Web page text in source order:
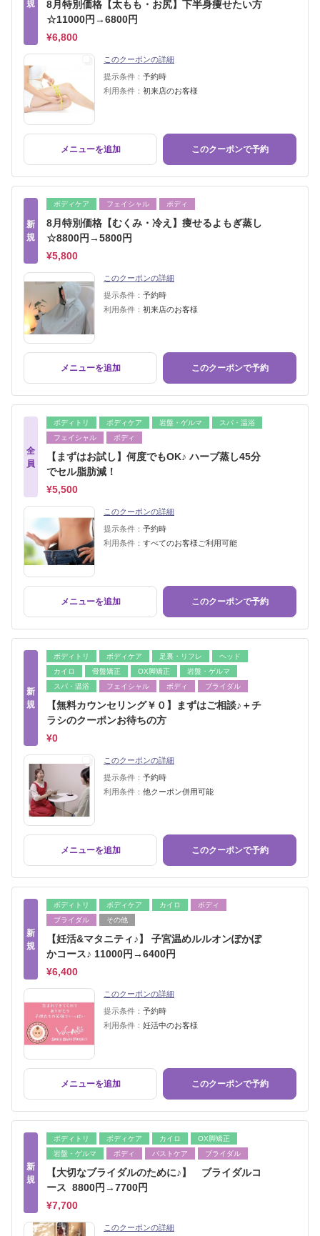
規
8月特別価格【太もも・お尻】下半身痩せたい方
☆11000円→6800円
¥6,800
このクーポンの詳細
提示条件： 予約時
利用条件： 初来店のお客様
メニューを追加 このクーポンで予約
新
規
ボディケア フェイシャル ボディ
8月特別価格【むくみ・冷え】痩せるよもぎ蒸し
☆8800円→5800円
¥5,800
このクーポンの詳細
提示条件： 予約時
利用条件： 初来店のお客様
メニューを追加 このクーポンで予約
全
員
ボディトリ ボディケア 岩盤・ゲルマ
スパ・温浴
フェイシャル
ボディ
【まずはお試し】何度でもOK♪ ハーブ蒸し45分
でセル脂肪減！
¥5,500
このクーポンの詳細
提示条件： 予約時
利用条件： すべてのお客様ご利用可能
メニューを追加 このクーポンで予約
新
規
ボディトリ ボディケア 足裏・リフレ
ヘッド
カイロ
骨盤矯正 OX脚矯正
岩盤・ゲルマ
スパ・温浴
フェイシャル ボディ ブライダル
【無料カウンセリング￥０】まずはご相談♪＋チ
ラシのクーポンお待ちの方
¥0
このクーポンの詳細
提示条件： 予約時
利用条件： 他クーポン併用可能
メニューを追加 このクーポンで予約
新
規
ボディトリ ボディケア カイロ
ボディ
ブライダル
その他
【妊活&マタニティ♪】 子宮温めルルオンぽかぽ
かコース♪ 11000円→6400円
¥6,400
このクーポンの詳細
提示条件： 予約時
利用条件： 妊活中のお客様
メニューを追加 このクーポンで予約
新
規
ボディトリ ボディケア カイロ
OX脚矯正
岩盤・ゲルマ
ボディ バストケア ブライダル
【大切なブライダルのために♪】 ブライダルコ
ース 8800円→7700円
¥7,700
このクーポンの詳細